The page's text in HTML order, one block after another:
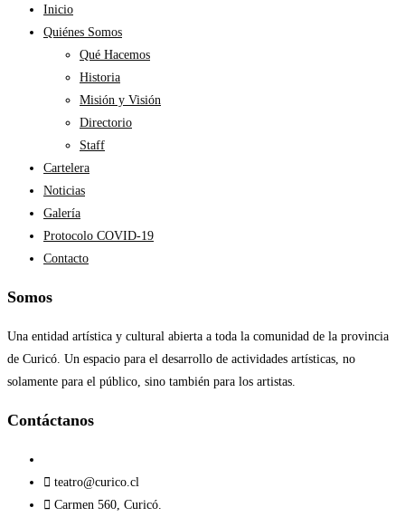
Inicio
Quiénes Somos
Qué Hacemos
Historia
Misión y Visión
Directorio
Staff
Cartelera
Noticias
Galería
Protocolo COVID-19
Contacto
Somos
Una entidad artística y cultural abierta a toda la comunidad de la provincia
de Curicó. Un espacio para el desarrollo de actividades artísticas, no
solamente para el público, sino también para los artistas.
Contáctanos​
teatro@curico.cl
Carmen 560, Curicó.